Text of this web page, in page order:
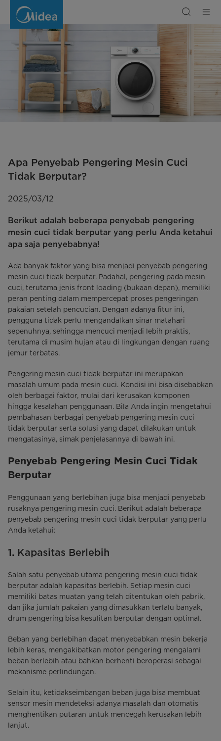
Penyebab
Pengering
Apa Penyebab Pengering Mesin Cuci
Tidak Berputar?
Berikut adalah beberapa penyebab pengering
mesin cuci tidak berputar yang perlu Anda ketahui
apa saja penyebabnya!
2025/03/12
Ada banyak faktor yang bisa menjadi penyebab pengering
mesin cuci tidak berputar. Padahal, pengering pada mesin
cuci, terutama jenis front loading (bukaan depan), memiliki
peran penting dalam mempercepat proses pengeringan
pakaian setelah pencucian. Dengan adanya fitur ini,
pengguna tidak perlu mengandalkan sinar matahari
sepenuhnya, sehingga mencuci menjadi lebih praktis,
terutama di musim hujan atau di lingkungan dengan ruang
jemur terbatas.
Pengering mesin cuci tidak berputar ini merupakan
masalah umum pada mesin cuci. Kondisi ini bisa disebabkan
oleh berbagai faktor, mulai dari kerusakan komponen
hingga kesalahan penggunaan. Bila Anda ingin mengetahui
pembahasan berbagai penyebab pengering mesin cuci
tidak berputar serta solusi yang dapat dilakukan untuk
mengatasinya, simak penjelasannya di bawah ini.
Penyebab Pengering Mesin Cuci Tidak
Berputar
Penggunaan yang berlebihan juga bisa menjadi penyebab
rusaknya pengering mesin cuci. Berikut adalah beberapa
penyebab pengering mesin cuci tidak berputar yang perlu
Anda ketahui:
1. Kapasitas Berlebih
Salah satu penyebab utama pengering mesin cuci tidak
berputar adalah kapasitas berlebih. Setiap mesin cuci
memiliki batas muatan yang telah ditentukan oleh pabrik,
dan jika jumlah pakaian yang dimasukkan terlalu banyak,
drum pengering bisa kesulitan berputar dengan optimal.
Beban yang berlebihan dapat menyebabkan mesin bekerja
lebih keras, mengakibatkan motor pengering mengalami
beban berlebih atau bahkan berhenti beroperasi sebagai
mekanisme perlindungan.
Selain itu, ketidakseimbangan beban juga bisa membuat
sensor mesin mendeteksi adanya masalah dan otomatis
menghentikan putaran untuk mencegah kerusakan lebih
lanjut.